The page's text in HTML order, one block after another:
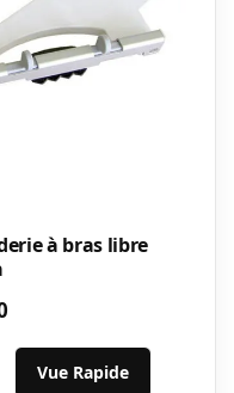
à bras libre
Vue Rapide